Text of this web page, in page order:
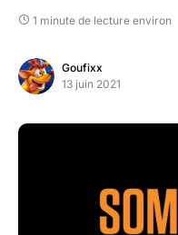
1 minute de lecture environ
Goufixx
13 juin 2021